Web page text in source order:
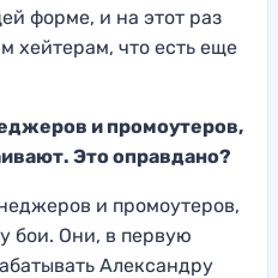
форме, и на этот раз
хейтерам, что есть еще
и промоутеров,
Это оправдано?
и промоутеров,
бои. Они, в первую
Александру